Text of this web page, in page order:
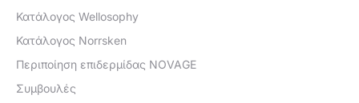
Κατάλογος Wellosophy
Κατάλογος Norrsken
Περιποίηση επιδερμίδας NOVAGE
Συμβουλές